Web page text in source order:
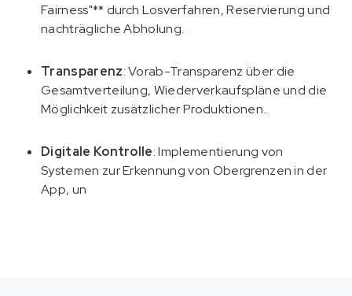
Fairness"** durch Losverfahren, Reservierung und
nachträgliche Abholung.
Transparenz: Vorab-Transparenz über die
Gesamtverteilung, Wiederverkaufspläne und die
Möglichkeit zusätzlicher Produktionen..
Digitale Kontrolle: Implementierung von
Systemen zur Erkennung von Obergrenzen in der
App, un